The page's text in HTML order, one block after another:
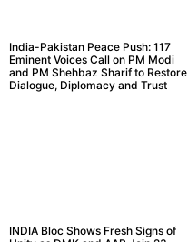
India-Pakistan Peace Push: 117
Eminent Voices Call on PM Modi
and PM Shehbaz Sharif to Restore
Dialogue, Diplomacy and Trust
INDIA Bloc Shows Fresh Signs of